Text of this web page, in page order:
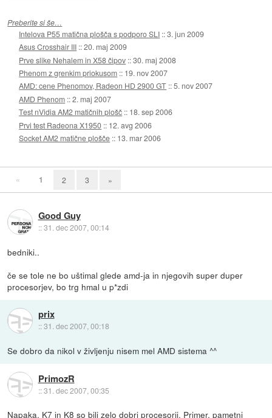
Preberite si še…
Intelova P55 matična plošča s podporo SLI ::3. jun 2009
Asus Crosshair III ::20. maj 2009
Prve slike Nehalem in X58 čipov ::30. maj 2008
Phenom z grenkim priokusom :: 19. nov 2007
AMD: cene Phenomov, Radeon HD 2900 GT ::5. nov 2007
AMD Phenom ::2. maj 2007
Test nVidia AM2 matičnih plošč :: 18. sep 2006
Prvi test Radeona X1950 :: 12. avg 2006
Socket AM2 matične plošče :: 13. mar 2006
« 1 2 3 »
Good Guy
::31. dec 2007, 00:14
bedniki..
če se tole ne bo uštimal glede amd-ja in njegovih super duper
procesorjev, bo trg hmal u p*zdi
prix
::31. dec 2007, 00:18
Se dobro da nikol v življenju nisem mel AMD sistema ^^
PrimozR
::31. dec 2007, 00:35
Napaka, K7 in K8 so bili zelo dobri procesorji. Primer, pametni